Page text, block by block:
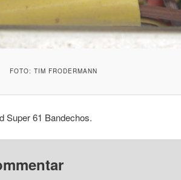
FOTO: TIM FRODERMANN
Super 61 Bandechos.